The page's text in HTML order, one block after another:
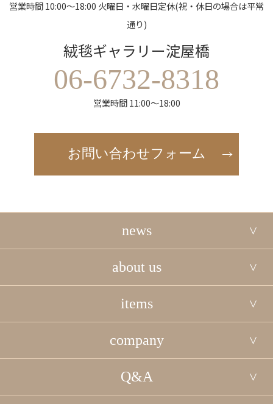
営業時間 10:00～18:00 火曜日・水曜日定休(祝・休日の場合は平常
通り)
絨毯ギャラリー淀屋橋
06-6732-8318
営業時間 11:00～18:00
お問い合わせフォーム
news
about us
items
company
Q&A